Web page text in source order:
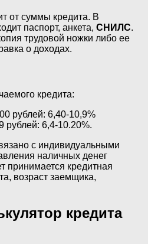
от суммы кредита. В
паспорт, анкета, СНИЛС.
трудовой ножки либо ее
о доходах.
кредита:
рублей: 6,40-10,9%
рублей: 6,4-10.20%.
с индивидуальными
наличных денег
принимается кредитная
возраст заемщика,
кредита